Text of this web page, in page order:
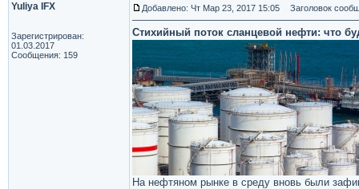
Yuliya IFX
Зарегистрирован:
01.03.2017
Сообщения: 159
Добавлено: Чт Мар 23, 2017 15:05 Заголовок
Стихийный поток сланцевой нефти: что
На нефтяном рынке в среду вновь были